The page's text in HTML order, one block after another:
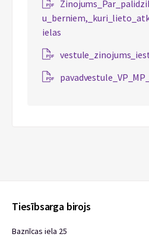
ielas
Tiesībsarga birojs
Baznīcas iela 25